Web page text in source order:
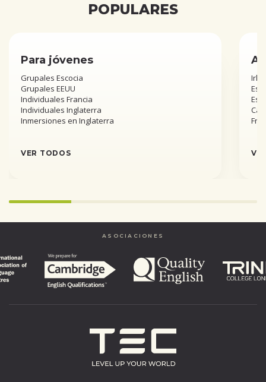
POPULARES
Para jóvenes
Grupales Escocia
Grupales EEUU
Individuales Francia
Individuales Inglaterra
Inmersiones en Inglaterra
VER TODOS
Infinity%
completed
ASOCIACIONES